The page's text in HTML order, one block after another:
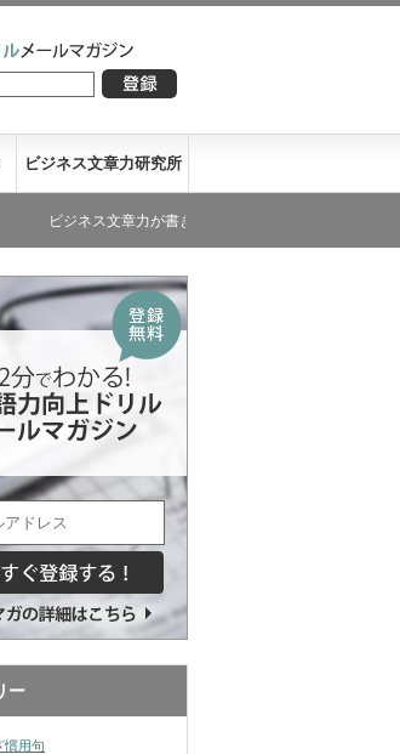
ビジネス文章力研究所
ス文章力が書き下ろした文庫本が発売になりました
ー
慣用句